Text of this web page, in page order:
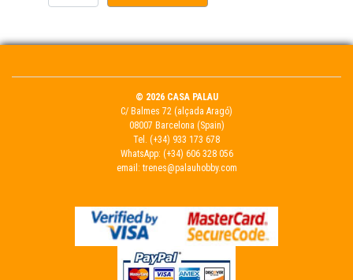
© 2026 CASA PALAU
C/ Balmes 72 (alçada Aragó)
08007 Barcelona (Spain)
Tel. (+34) 933 173 678
WhatsApp: (+34) 606 328 056
email: trenes@palauhobby.com